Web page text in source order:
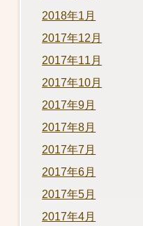
2018年1月
2017年12月
2017年11月
2017年10月
2017年9月
2017年8月
2017年7月
2017年6月
2017年5月
2017年4月